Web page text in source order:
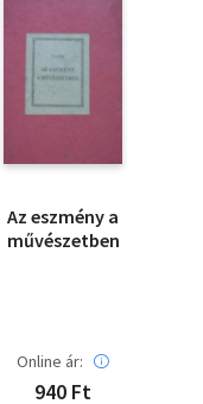
Az eszmény a
művészetben
Online ár:
940 Ft